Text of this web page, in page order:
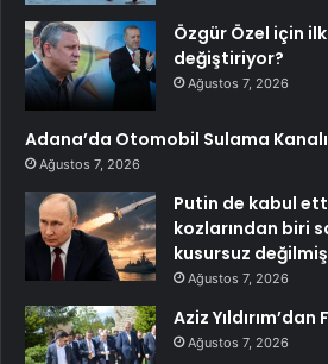
Özgür Özel için
değiştiriyor?
Ağustos 7, 2026
Adana’da Otomobil Sulama
Ağustos 7, 2026
Putin de kabul
kozlarından biri
kusursuz değilmiş
Ağustos 7, 2026
Aziz
Ağustos 7, 2026